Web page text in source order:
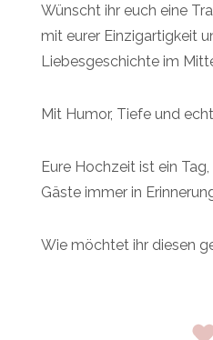
Wünscht ihr euch eine
mit eurer Einzigartigkeit
Liebesgeschichte im
Mit Humor, Tiefe und
Eure Hochzeit ist ein
Gäste immer in
Wie möchtet ihr diesen